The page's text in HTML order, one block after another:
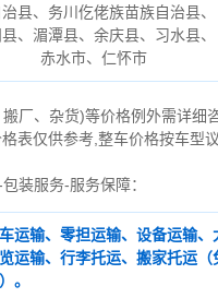
县、务川仡佬族苗族自治县、
、湄潭县、余庆县、习水县、
赤水市、仁怀市
厂、杂货)等价格例外需详细
表仅供参考,整车价格按车型议
装服务-服务保障：
运输、零担运输、设备运输、
运输、行李托运、搬家托运（
。